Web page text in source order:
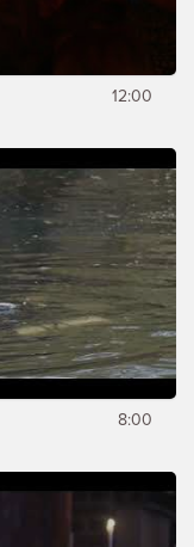
12:00
8:00